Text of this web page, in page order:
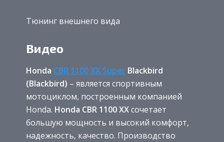
Тюнинг внешнего вида
Видео
Honda CBR 1100 XX Super Blackbird
(Blackbird) – является спортивным
мотоциклом, построенным компанией
Honda. Honda CBR 1100 XXсочетает
большую мощность и высокий комфорт,
надежность, качество. Производство